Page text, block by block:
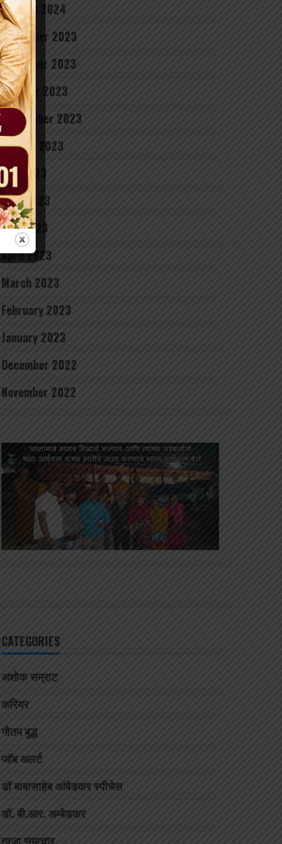
January 2024
December 2023
November 2023
October 2023
September 2023
August 2023
July 2023
June 2023
May 2023
April 2023
March 2023
February 2023
January 2023
December 2022
November 2022
CATEGORIES
अशोक सम्राट
करियर
गौतम बुद्ध
जॉब अलर्ट
डॉ बाबासाहेब आंबेडकर स्पीचेस
डॉ. बी.आर. अम्बेडकर
ताजा समाचार